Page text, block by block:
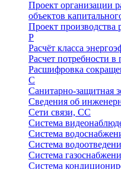
Проект организации
объектов
Проект производства
Р
Расчёт класса
Расчет потребности в
Расшифровка
С
Санитарно-защитная
Сведения об
Сети связи, СС
Система
Система
Система
Система
Система